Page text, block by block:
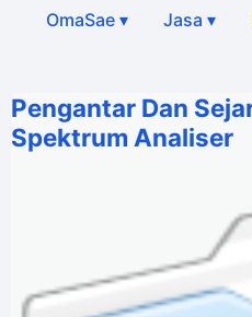
OmaSae ▾ Jasa ▾
Pengantar Dan
Spektrum Analiser